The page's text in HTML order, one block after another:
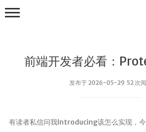
前端开发者必看：
发布于 2026-05-29 52 次
有读者私信问我Introducing该怎么实现，
加密